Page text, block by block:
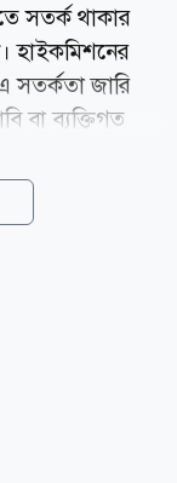
সতর্ক থাকার
হাইকমিশনের
সতর্কতা জারি
বা ব্যক্তিগত
এক্সে
দিয়েছে